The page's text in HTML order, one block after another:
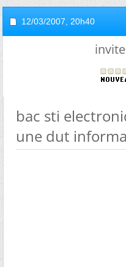
12/03/2007, 20h40
bac sti
une dut